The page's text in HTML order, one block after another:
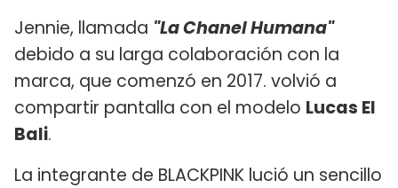
Jennie, llamada "La Chanel Humana"
debido a su larga colaboración con la
marca, que comenzó en 2017. volvió a
compartir pantalla con el modelo Lucas El
Bali.
La integrante de BLACKPINK lució un sencillo